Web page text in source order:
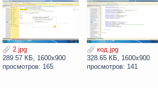
2.jpg
289.57 КБ, 1600x900
просмотров: 165
код.jpg
328.65 КБ, 1600x900
просмотров: 141